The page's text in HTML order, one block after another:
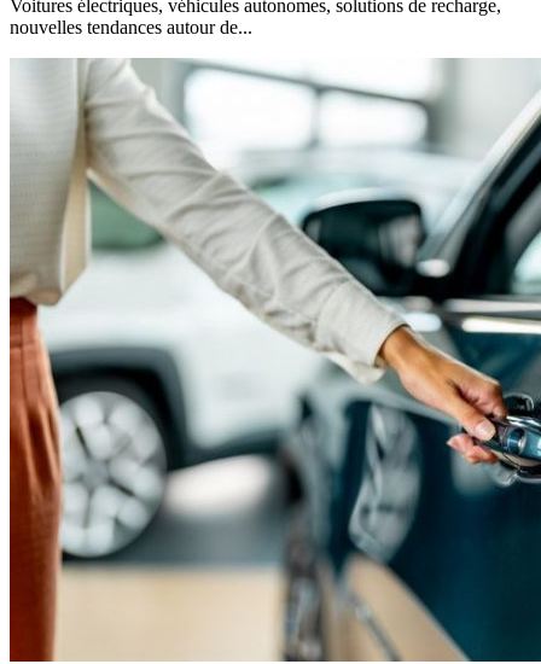
Voitures électriques, véhicules autonomes, solutions de recharge,
nouvelles tendances autour de...